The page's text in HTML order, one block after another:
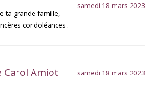
samedi 18 mars 2023
ta grande famille,
condoléances .
Carol Amiot samedi 18 mars 2023